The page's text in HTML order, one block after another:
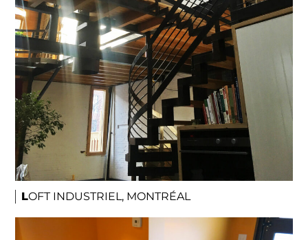
LOFT INDUSTRIEL, MONTRÉAL